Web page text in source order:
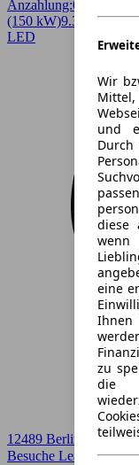
Anzahlung:0,00 €
(150 kW)9.300 kmEZ
LED
12489 Berlin
Besuche Leasingmarkt
Wir
und
diese
eine
Ihnen
zu
die